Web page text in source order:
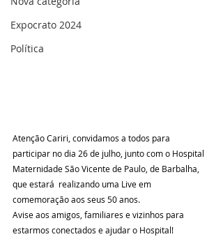
Expocrato 2024
Política
Atenção Cariri, convidamos a todos para
participar no dia 26 de julho, junto com o Hospital
Maternidade São Vicente de Paulo, de Barbalha,
que estará  realizando uma Live em
comemoração aos seus 50 anos.
Avise aos amigos, familiares e vizinhos para
estarmos conectados e ajudar o Hospital!